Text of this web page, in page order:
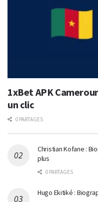
1xBet APK
un clic
0 PARTAGES
Christian Kofane :
plus
0 PARTAGES
Hugo Ekitiké :